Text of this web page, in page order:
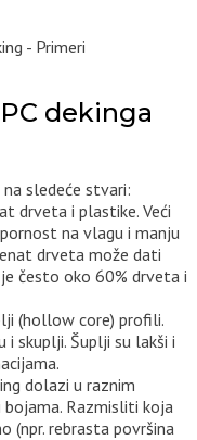
dekinga
na sledeće stvari:
drveta i plastike. Veći
na vlagu i manju
drveta može dati
često oko 60% drveta i
(hollow core) profili.
skuplji. Šuplji su lakši i
dolazi u raznim
Razmisliti koja
(npr. rebrasta površina